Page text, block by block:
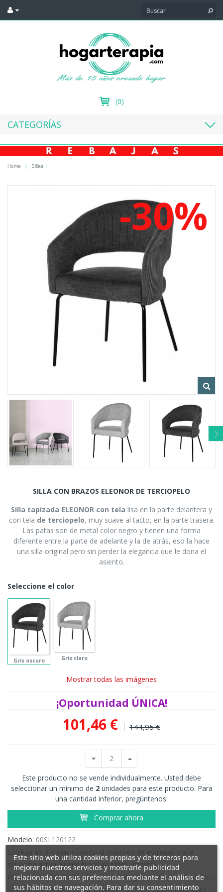
(0)
CATEGORÍAS
Home | Sillas |
-30%
SILLA CON BRAZOS ELEONOR DE TERCIOPELO
Silla tapizada ELEONOR con tela lisa en la parte delantera y
con tela de terciopelo, muy suave al tacto, en la parte trasera.
Las patas son de metal color negro y tienen una forma
diferente entre la parte de adelante y la de atrás, eso la hace
una silla original pero sin perder la elegancia que le dona el
asiento.
Seleccione el color
Gris oscuro Gris claro
Mostrar todas las imágenes
¡Oportunidad ÚNICA!
101,46 € 144,95 €
Este producto no se vende individualmente. Usted debe
seleccionar un mínimo de 2unidades para este producto. Para
una cantidad inferior, pregúntenos.
Comprar ahora
Modelo: 00SL120122
situación actual puede tener un ligero retraso).
Precios para Península (España y Portugal) ¡¡¡ IVA incluido y envío
GRATIS !!! En algunos casos puede existir un suplemento para
Este sitio web utiliza cookies propias y de terceros para
mejorar nuestros servicios y mostrarle publicidad
relacionada con sus preferencias mediante el análisis de
sus hábitos de navegación. Para dar su consentimiento